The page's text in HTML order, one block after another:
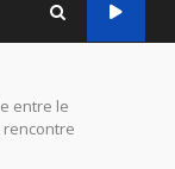
entre le
rencontre